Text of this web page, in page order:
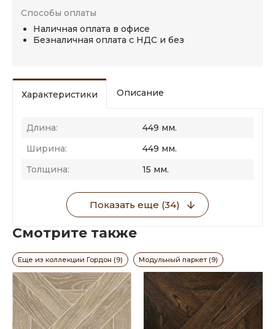
Способы оплаты
Наличная оплата в офисе
Безналичная оплата с НДС и без
Характеристики Описание
Длина:
449 мм.
Ширина:
449 мм.
Толщина:
15 мм.
Показать еще (34)
Смотрите также
Еще из коллекции Гордон (9) Модульный паркет (9)